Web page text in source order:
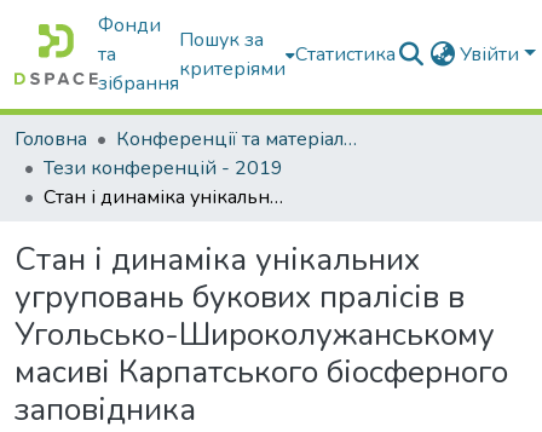
Фонди
та
зібрання
Пошук за
критеріями
Статистика Увійти
Головна
Конференції та матеріали конференцій
Тези конференцій - 2019
Стан і динаміка унікальних угруповань букових пралісів в Угольсько-Широколужанському масиві Карпатського біосферного заповідника
Стан і динаміка унікальних
угруповань букових пралісів в
Угольсько-Широколужанському
масиві Карпатського біосферного
заповідника